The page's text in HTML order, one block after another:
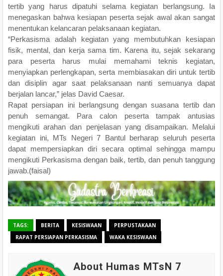
tertib yang harus dipatuhi selama kegiatan berlangsung. Ia
menegaskan bahwa kesiapan peserta sejak awal akan sangat
menentukan kelancaran pelaksanaan kegiatan.
“Perkasisma adalah kegiatan yang membutuhkan kesiapan
fisik, mental, dan kerja sama tim. Karena itu, sejak sekarang
para peserta harus mulai memahami teknis kegiatan,
menyiapkan perlengkapan, serta membiasakan diri untuk tertib
dan disiplin agar saat pelaksanaan nanti semuanya dapat
berjalan lancar,” jelas David Caesar.
Rapat persiapan ini berlangsung dengan suasana tertib dan
penuh semangat. Para calon peserta tampak antusias
mengikuti arahan dan penjelasan yang disampaikan. Melalui
kegiatan ini, MTs Negeri 7 Bantul berharap seluruh peserta
dapat mempersiapkan diri secara optimal sehingga mampu
mengikuti Perkasisma dengan baik, tertib, dan penuh tanggung
jawab.(faisal)
TAGS: BERITA KESISWAAN
PERPUSTAKAAN
RAPAT PERSIAPAN PERKASISMA
WAKA KESISWAAN
About Humas MTsN 7